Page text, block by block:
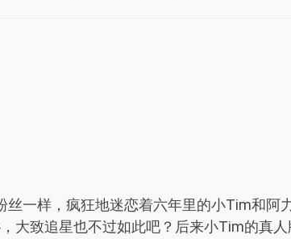
一样，疯狂地迷恋着六年里的小Tim和阿
大致追星也不过如此吧？后来小Tim的真